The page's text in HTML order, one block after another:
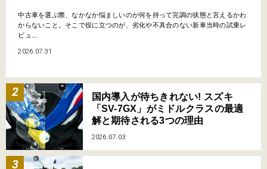
中古車を選ぶ際、なかなか悩ましいのが何を持って完調の状態と言えるかわ
からないこと。そこで役に立つのが、劣化や不具合のない新車当時の試乗レ
ビュ...
2026.07.31
国内導入が待ちきれない! スズキ
「SV-7GX」がミドルクラスの最適
解と期待される3つの理由
2026.07.03